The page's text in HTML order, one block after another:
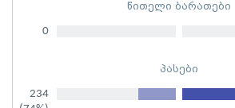
წითელი ბარათები
0
პასები
234